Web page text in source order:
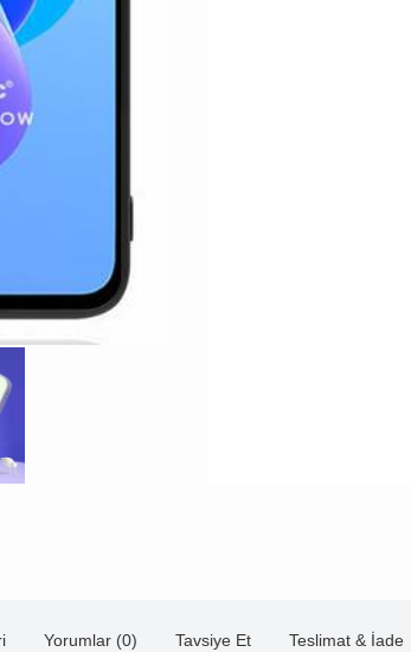
Yorumlar (0) Tavsiye Et Teslimat & İade